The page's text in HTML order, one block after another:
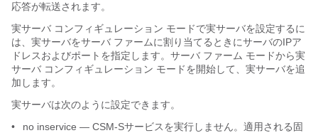
応答が転送されます。
実サーバ コンフィギュレーション モードで実サーバを設定するに
は、実サーバをサーバ ファームに割り当てるときにサーバのIPア
ドレスおよびポートを指定します。サーバ ファーム モードから実
サーバ コンフィギュレーション モードを開始して、実サーバを追
加します。
実サーバは次のように設定できます。
•
no inservice ― CSM-Sサービスを実行しません。適用される固